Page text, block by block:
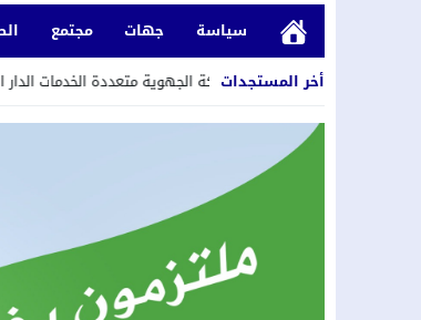
سياسة جهات مجتمع
أخر المستجدات
الجهوية متعددة الخدمات الدار البيضاءـ سطات